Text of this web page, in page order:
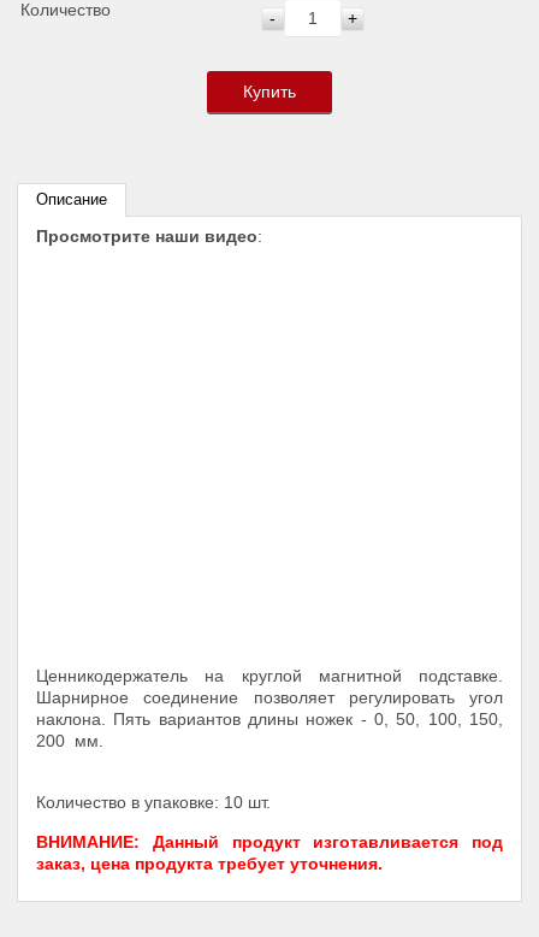
Количество - +
Купить
Описание
Просмотрите наши видео:
Ценникодержатель на круглой магнитной подставке.
Шарнирное соединение позволяет регулировать угол
наклона. Пять вариантов длины ножек - 0, 50, 100, 150,
200 мм.
Количество в упаковке: 10 шт.
ВНИМАНИЕ: Данный продукт изготавливается под
заказ, цена продукта требует уточнения.